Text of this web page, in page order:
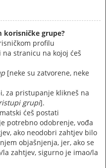
korisničke grupe?
profilu
stranicu na kojoj ćeš
[neke su zatvorene, neke
za pristupanje klikneš na
grupi].
ćeš postati
potrebno odobrenje, vođa
ako neodobri zahtjev bilo
objašnjenja, jer, ako se
zahtjev, sigurno je imao/la